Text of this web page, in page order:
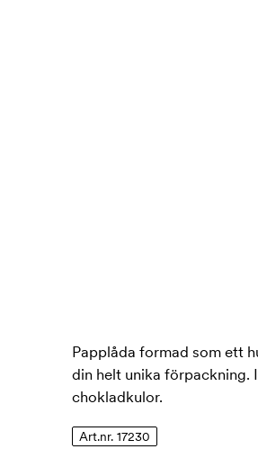
Papplåda formad som ett
din helt unika förpackning.
chokladkulor.
Art.nr. 17230